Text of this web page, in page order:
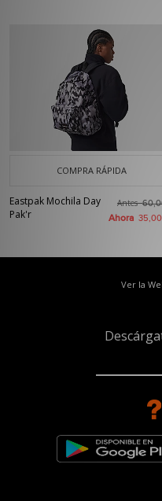
COMPRA RÁPIDA
Eastpak Mochila Day
Pak'r
Antes
Ahora
Ver la